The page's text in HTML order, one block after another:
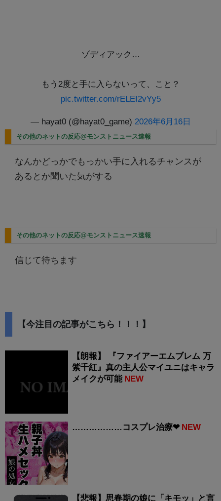
ゾディアック…
もう2度と手に入らないって、こと？
pic.twitter.com/rELEI2vYy5
— hayat0 (@hayat0_game) 2026年6月16日
その他のネットの反応@モンストニュース速報
なんかどっかでもっかい手に入れるチャンスが
あるとか聞いた気がする
その他のネットの反応@モンストニュース速報
信じて待ちます
【今注目の記事がこちら！！！】
【朗報】 『ファイアーエムブレム 万
紫千紅』真の主人公マイユニはキャラ
メイクが可能 NEW
………………コスプレ治療❤ NEW
【悲報】思春期の娘に「キモッ」と言